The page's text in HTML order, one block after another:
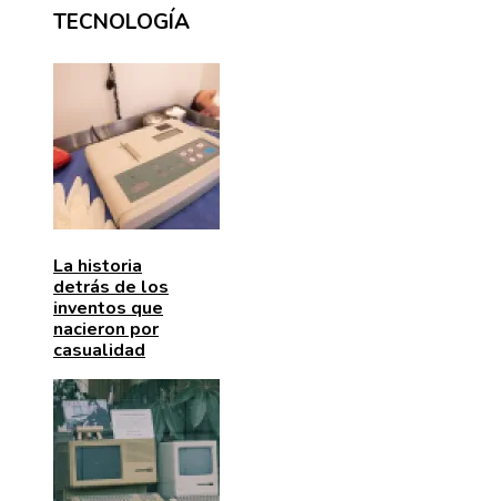
TECNOLOGÍA
La historia
detrás de los
inventos que
nacieron por
casualidad